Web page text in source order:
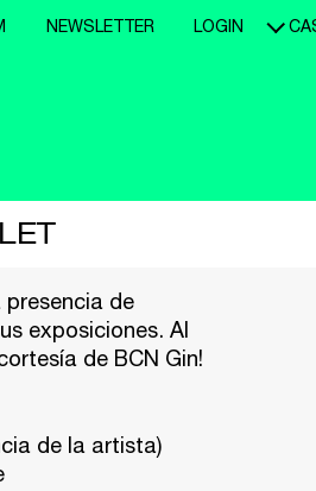
NEWSLETTER LOGIN
de
exposiciones. Al
de BCN Gin!
de la artista)